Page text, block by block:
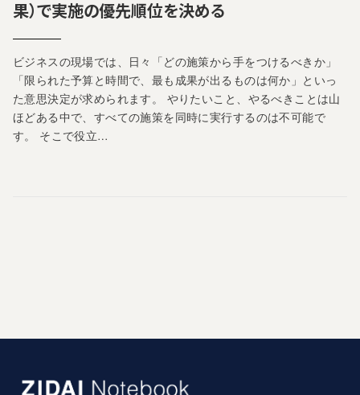
果）で実施の優先順位を決める
ビジネスの現場では、日々「どの施策から手をつけるべきか」
「限られた予算と時間で、最も成果が出るものは何か」といっ
た意思決定が求められます。 やりたいこと、やるべきことは山
ほどある中で、すべての施策を同時に実行するのは不可能で
す。 そこで役立…